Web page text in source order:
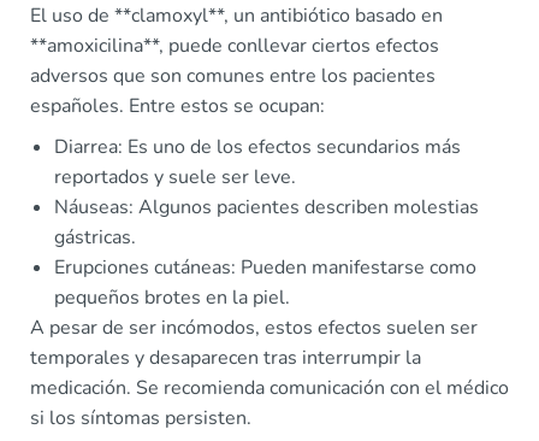
El uso de **clamoxyl**, un antibiótico basado en
**amoxicilina**, puede conllevar ciertos efectos
adversos que son comunes entre los pacientes
españoles. Entre estos se ocupan:
Diarrea: Es uno de los efectos secundarios más
reportados y suele ser leve.
Náuseas: Algunos pacientes describen molestias
gástricas.
Erupciones cutáneas: Pueden manifestarse como
pequeños brotes en la piel.
A pesar de ser incómodos, estos efectos suelen ser
temporales y desaparecen tras interrumpir la
medicación. Se recomienda comunicación con el médico
si los síntomas persisten.